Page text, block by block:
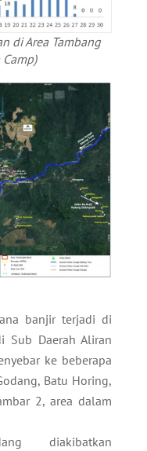
di Area Tambang
banjir terjadi di
Sub Daerah Aliran
ke beberapa
Batu Horing,
2, area dalam
diakibatkan